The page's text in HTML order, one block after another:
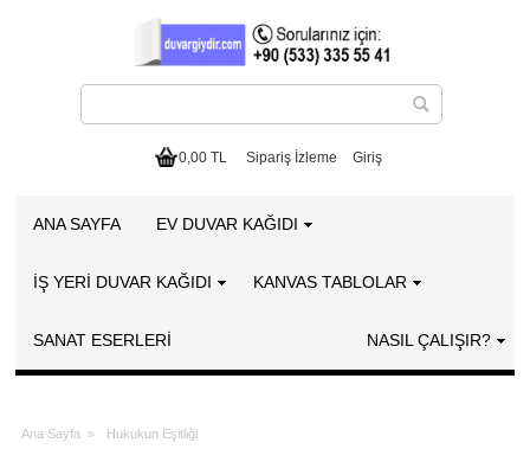
0,00 TL Sipariş İzleme Giriş
ANA SAYFA EV DUVAR KAĞIDI
İŞ YERİ DUVAR KAĞIDI KANVAS TABLOLAR
SANAT ESERLERI NASIL ÇALIŞIR?
Ana Sayfa » Hukukun Eşitliği